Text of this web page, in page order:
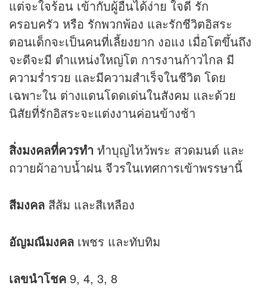
แต่จะใจร้อน เข้ากับผู้อื่นได้ง่าย ใจดี รัก
ครอบครัว หรือ รักพวกพ้อง และรักชีวิตอิสระ
ตอนเด็กจะเป็นคนที่เลี้ยงยาก งอแง เมื่อโตขึ้นถึง
จะดีจะมี ตำแหน่งใหญ่โต การงานก้าวไกล มี
ความร่ำรวย และมีความสำเร็จในชีวิต โดย
เฉพาะใน ต่างแดนโดดเด่นในสังคม และด้วย
นิสัยที่รักอิสระจะแต่งงานค่อนข้างช้า
สิ่งมงคลที่ควรทำ ทำบุญไหว้พระ สวดมนต์ และ
ถวายผ้าอาบน้ำฝน จีวรในเทศการเข้าพรรษานี้
สีมงคล สีส้ม และสีเหลือง
อัญมณีมงคล เพชร และทับทิม
เลขนำโชค 9, 4, 3, 8